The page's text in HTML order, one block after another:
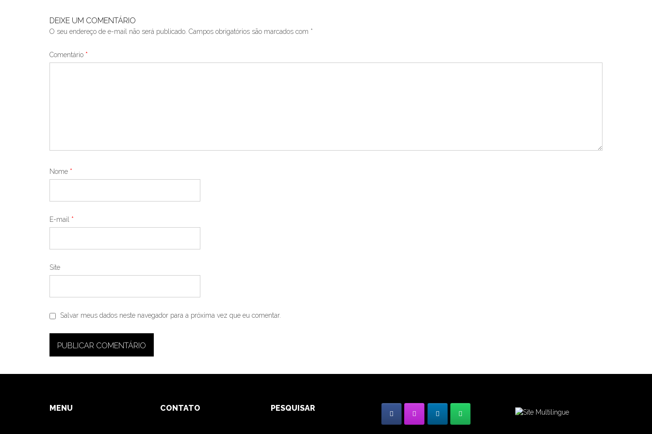
DEIXE UM COMENTÁRIO
O seu endereço de e-mail não será publicado. Campos obrigatórios são marcados com *
Comentário *
Nome *
E-mail *
Site
Salvar meus dados neste navegador para a próxima vez que eu comentar.
MENU CONTATO PESQUISAR